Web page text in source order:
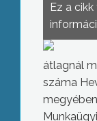
Ez a
átlagnál
száma